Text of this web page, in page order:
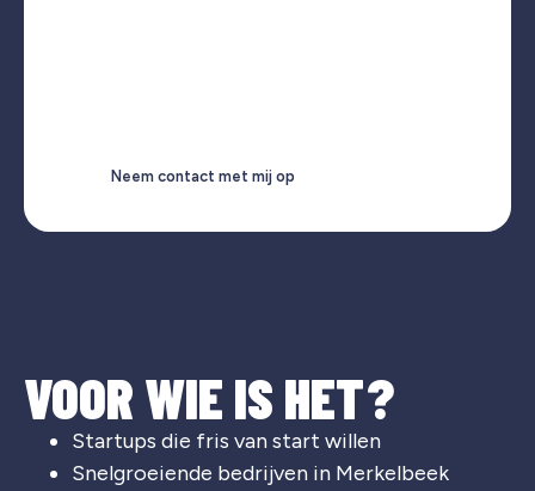
Neem contact met mij op
VOOR WIE IS HET?
Startups die fris van start willen
Snelgroeiende bedrijven in Merkelbeek